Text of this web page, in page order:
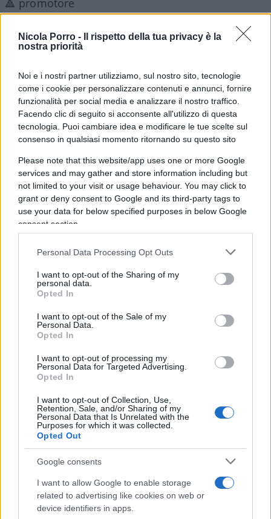
Nicola Porro -
Il rispetto della tua privacy è la
nostra priorità
Noi e i nostri partner utilizziamo, sul nostro sito, tecnologie
come i cookie per personalizzare contenuti e annunci, fornire
funzionalità per social media e analizzare il nostro traffico.
Facendo clic di seguito si acconsente all'utilizzo di questa
tecnologia. Puoi cambiare idea e modificare le tue scelte sul
consenso in qualsiasi momento ritornando su questo sito
Please note that this website/app uses one or more Google
services and may gather and store information including but
not limited to your visit or usage behaviour. You may click to
grant or deny consent to Google and its third-party tags to
use your data for below specified purposes in below Google
consent section.
Personal Data Processing Opt Outs
I want to opt-out of the Sharing of my
personal data.
Opted In
I want to opt-out of the Sale of my
Personal Data.
Opted In
I want to opt-out of processing my
Personal Data for Targeted Advertising.
Opted In
I want to opt-out of Collection, Use,
Retention, Sale, and/or Sharing of my
Personal Data that Is Unrelated with the
Purposes for which it was collected.
Opted Out
Google consents
I want to allow Google to enable storage
related to advertising like cookies on web or
device identifiers in apps.
→ 7 ⚠️
17. Giustizia: garantismo
🔵 garantista estremo
🔺 movimentista, manettaro
→ 7 ⚠️
18. Premierato / riforma costituzionale
🔵 è il riformatore (referendum 2016, “sindaco
d’Italia”) ·
🔺 contrario
→ 7 ⚠️
🔵 IV fu l’unica opposizione a non firmare la
proposta unitaria a 9 € ·
🔺 primo firmatario
20. Separazione delle carriere / Nordio
🔵 favorevole ·
🔺 contrario
21. Immigrazione
🔵 governo dei flussi più integrazione ·
🔺 accoglienza
22. Politica industriale / Stato imprenditore